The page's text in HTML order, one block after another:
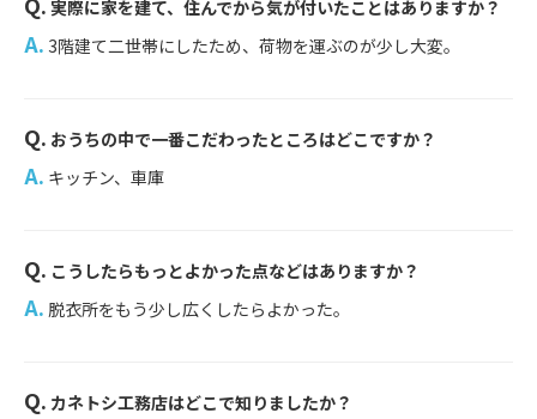
... 実際に家を建て、住んでから気が付いたことはありますか？
A. 3階建て二世帯にしたため、荷物を運ぶのが少し大変。
...
Q. おうちの中で一番こだわったところはどこですか？
A. キッチン、車庫
...
Q. こうしたらもっとよかった点などはありますか？
A. 脱衣所をもう少し広くしたらよかった。
...
Q. カネトシ工務店はどこで知りましたか？